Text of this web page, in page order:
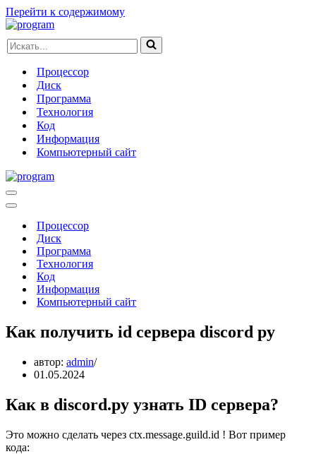
Перейти к содержимому
Искать...
Процессор
Диск
Программа
Технология
Код
Информация
Компьютерный сайт
Меню
навигации
Меню
навигацииПроцессор
Диск
Программа
Технология
Код
Информация
Компьютерный сайт
Как получить id сервера discord py
автор: admin
01.05.2024
Как в discord.py узнать ID сервера?
Это можно сделать через ctx.message.guild.id ! Вот пример
кода: